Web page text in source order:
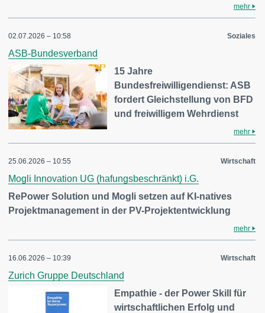
mehr
02.07.2026 – 10:58 Soziales
ASB-Bundesverband
15 Jahre
Bundesfreiwilligendienst: ASB
fordert Gleichstellung von BFD
und freiwilligem Wehrdienst
mehr
25.06.2026 – 10:55 Wirtschaft
Mogli Innovation UG (hafungsbeschränkt) i.G.
RePower Solution und Mogli setzen auf KI-natives
Projektmanagement in der PV-Projektentwicklung
mehr
16.06.2026 – 10:39 Wirtschaft
Zurich Gruppe Deutschland
Empathie - der Power Skill für
wirtschaftlichen Erfolg und